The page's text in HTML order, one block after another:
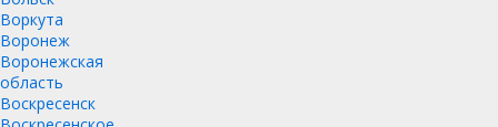
Воркута
Воронеж
Воронежская
область
Воскресенск